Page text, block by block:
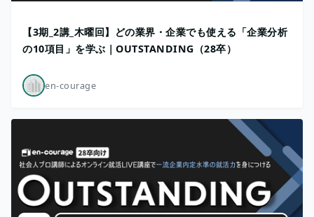
【3期_2講_木曜回】どの業界・企業でも使える「企業分析
の10項目」を学ぶ｜OUTSTANDING（28卒）
en-courage